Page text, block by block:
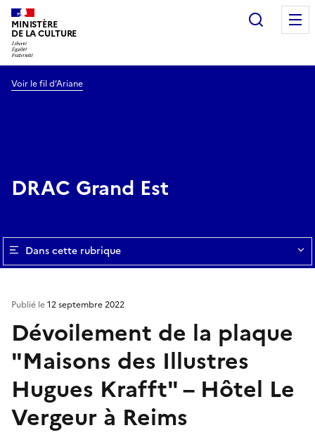
MINISTÈRE
DE LA CULTURE
Voir le fil d’Ariane
DRAC Grand Est
Dans cette rubrique
Dévoilement de la plaque
"Maisons des Illustres
Hugues Krafft" – Hôtel Le
Vergeur à Reims
Publié le12 septembre 2022